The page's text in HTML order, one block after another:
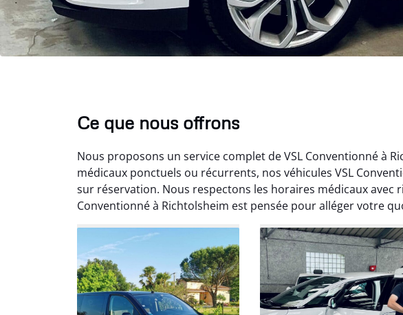
Ce que nous offrons
Nous proposons un service complet de VSL Conventionné à
médicaux ponctuels ou récurrents, nos véhicules VSL
sur réservation. Nous respectons les horaires médicaux avec
Conventionné à Richtolsheim est pensée pour alléger votre
Arnaud Deschamps
30 janvier 2025
Très satisfait du transport,
tout s’est bien déroulé.
Chauffeur à l’écoute et